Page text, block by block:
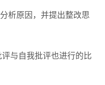
析原因，并提出整改思
与自我批评也进行的比